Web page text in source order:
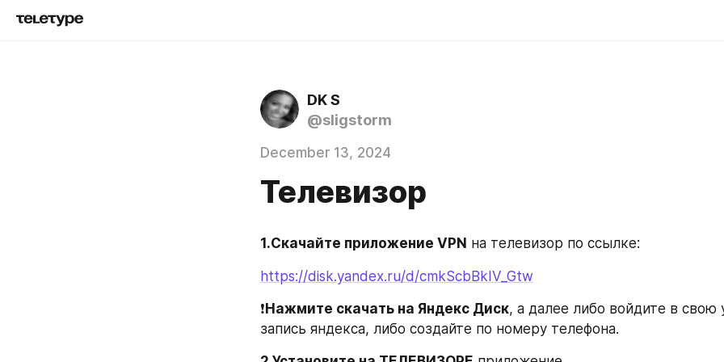
DK S
@sligstorm
December 13, 2024
Телевизор
1.Скачайте приложение VPN на телевизор по ссылке:
https://disk.yandex.ru/d/cmkScbBkIV_Gtw
❗️ Нажмите скачать на Яндекс Диск, а далее либо войдите в свою
запись яндекса, либо создайте по номеру телефона.